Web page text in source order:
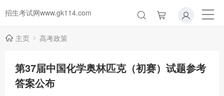
招生考试网www.gk114.com
主页 高考政策
第37届中国化学奥林匹克（初赛）试题参考
答案公布